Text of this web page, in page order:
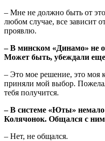
– Мне не должно быть от
любом случае, все зависит
проявлю.
– В минском «Динамо» не
Может быть, убеждали еще
– Это мое решение, это моя
приняли мой выбор.
тебя получится.
– В системе «Юты»
Колячонок. Общался с ним
– Нет, не общался.